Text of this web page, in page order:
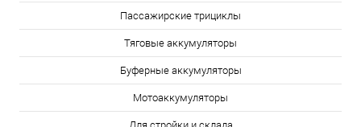
Пассажирские трициклы
Тяговые аккумуляторы
Буферные аккумуляторы
Мотоаккумуляторы